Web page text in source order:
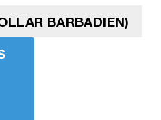
BARBADIEN)